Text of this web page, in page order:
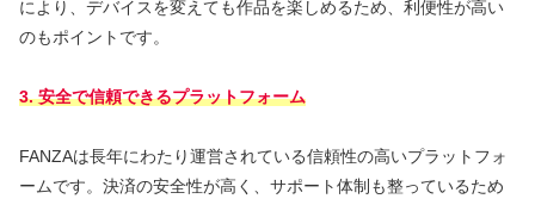
により、デバイスを変えても作品を楽しめるため、利便性が高い
のもポイントです。
3. 安全で信頼できるプラットフォーム
FANZAは長年にわたり運営されている信頼性の高いプラットフォ
ームです。決済の安全性が高く、サポート体制も整っているため